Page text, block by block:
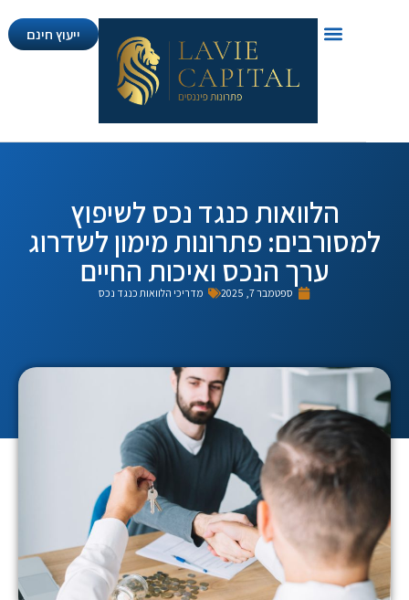
ייעוץ חינם
הלוואות כנגד נכס לשיפוץ
פתרונות מימון לשדרוג
ערך הנכס ואיכות החיים
ספטמבר 7, 2025 מדריכי הלוואות כנגד נכס